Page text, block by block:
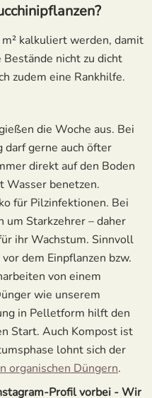
kalkuliert werden, damit
Bestände nicht zu dicht
zudem eine Rankhilfe.
die Woche aus. Bei
gerne auch öfter
direkt auf den Boden
Wasser benetzen.
für Pilzinfektionen. Bei
um Starkzehrer – daher
ihr Wachstum. Sinnvoll
dem Einpflanzen bzw.
von einem
wie unserem
in Pelletform hilft den
Start. Auch Kompost ist
lohnt sich der
organischen Düngern.
Profil vorbei - Wir